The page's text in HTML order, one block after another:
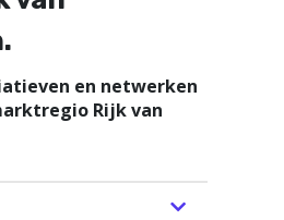
en netwerken
Rijk van